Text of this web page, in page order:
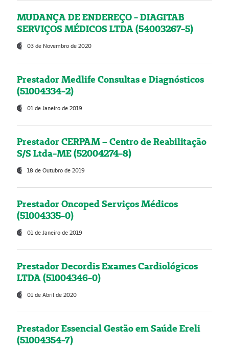
MUDANÇA DE ENDEREÇO - DIAGITAB
SERVIÇOS MÉDICOS LTDA (54003267-5)
03 de Novembro de 2020
Prestador Medlife Consultas e Diagnósticos
(51004334-2)
01 de Janeiro de 2019
Prestador CERPAM – Centro de Reabilitação
S/S Ltda-ME (52004274-8)
18 de Outubro de 2019
Prestador Oncoped Serviços Médicos
(51004335-0)
01 de Janeiro de 2019
Prestador Decordis Exames Cardiológicos
LTDA (51004346-0)
01 de Abril de 2020
Prestador Essencial Gestão em Saúde Ereli
(51004354-7)